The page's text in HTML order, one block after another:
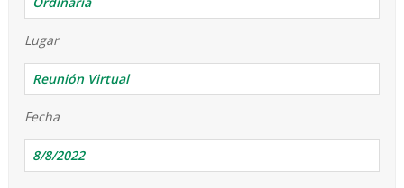
Lugar
Reunión Virtual
Fecha
8/8/2022